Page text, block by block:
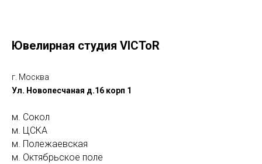
Ювелирная студия VICToR
г. Москва
Ул. Новопесчаная д.16 корп 1
м. Сокол
м. ЦСКА
м. Полежаевская
м. Октябрьское поле